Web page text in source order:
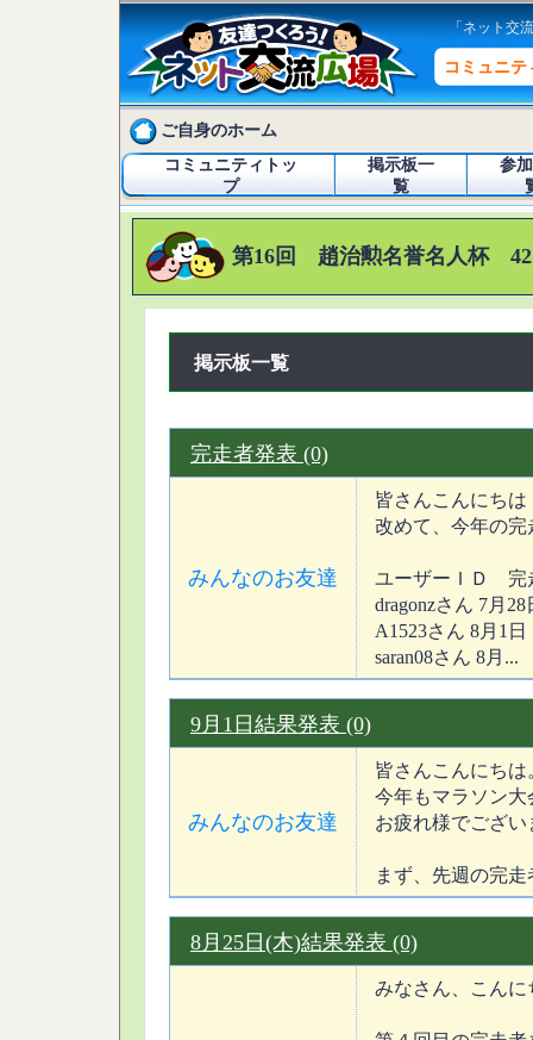
「ネット交
コミュニテ
ご自身のホーム
コミュニティトッ
プ
掲示板一
覧
参
第16回 趙治勲名誉名人杯
掲示板一覧
完走者発表 (0)
みんなのお友達
皆さんこんにちは
改めて、今年の
ユーザーＩＤ 完
dragonzさん 7月28
A1523さん 8月1日
saran08さん 8月...
9月1日結果発表 (0)
みんなのお友達
皆さんこんにちは
今年もマラソン大
お疲れ様でござい
まず、先週の完
8月25日(木)結果発表 (0)
みなさん、こんに